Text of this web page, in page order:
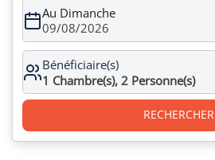
Au Dimanche
09/08/2026
Bénéficiaire(s)
1 Chambre(s), 2 Personne(s)
RECHERCHER